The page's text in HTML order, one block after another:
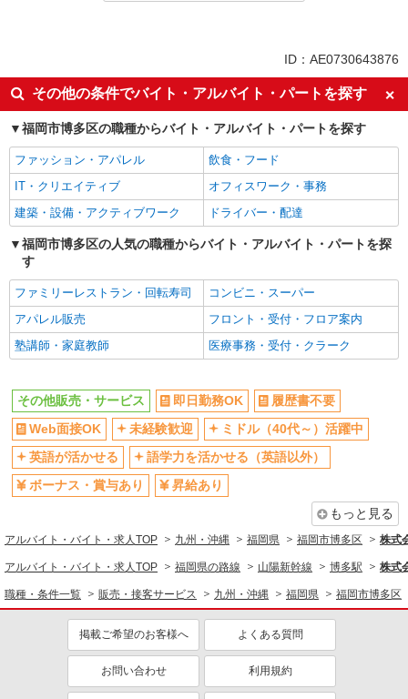
日払い
車通勤OK
交通費支給
社会保険あり
社員登用あり
ID：AE0730643876
その他の条件でバイト・アルバイト・パートを探す
福岡市博多区の職種からバイト・アルバイト・パートを探す
ファッション・アパレル
飲食・フード
IT・クリエイティブ
オフィスワーク・事務
建築・設備・アクティブワーク
ドライバー・配達
福岡市博多区の人気の職種からバイト・アルバイト・パートを探
す
ファミリーレストラン・回転寿司
コンビニ・スーパー
アパレル販売
フロント・受付・フロア案内
塾講師・家庭教師
医療事務・受付・クラーク
その他販売・サービス 即日勤務OK
履歴書不要
Web面接OK
未経験歓迎
ミドル（40代～）活躍中
英語が活かせる
語学力を活かせる（英語以外）
ボーナス・賞与あり
昇給あり
もっと見る
アルバイト・バイト・求人TOP 九州・沖縄 福岡県 福岡市博多区 株式
アルバイト・バイト・求人TOP 福岡県の路線 山陽新幹線 博多駅 株式
職種・条件一覧 販売・接客サービス 九州・沖縄 福岡県 福岡市博多区
掲載ご希望のお客様へ よくある質問
お問い合わせ 利用規約